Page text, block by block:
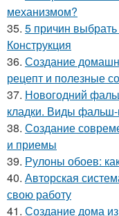
механизмом?
35. 5 причин
Конструкция
36. Создание
рецепт и полезные
37. Новогодний
кладки. Виды
38. Создание
и приемы
39. Рулоны обоев:
40. Авторская
свою работу
41. Создание дома